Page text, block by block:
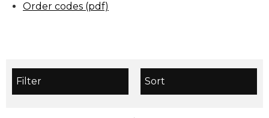
Order codes (pdf)
Filter Sort